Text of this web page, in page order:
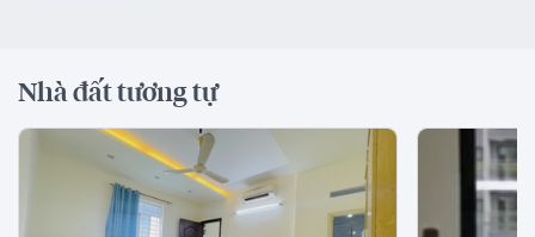
Nhà đất tương tự